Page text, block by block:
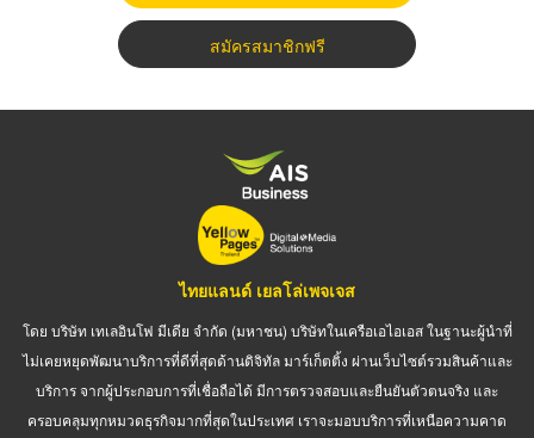
สมัครสมาชิกฟรี
ไทยแลนด์ เยลโล่เพจเจส
โดย บริษัท เทเลอินโฟ มีเดีย จำกัด (มหาชน) บริษัทในเครือเอไอเอส ในฐานะผู้นำที่
ไม่เคยหยุดพัฒนาบริการที่ดีที่สุดด้านดิจิทัล มาร์เก็ตติ้ง ผ่านเว็บไซต์รวมสินค้าและ
บริการ จากผู้ประกอบการที่เชื่อถือได้ มีการตรวจสอบและยืนยันตัวตนจริง และ
ครอบคลุมทุกหมวดธุรกิจมากที่สุดในประเทศ เราจะมอบบริการที่เหนือความคาด